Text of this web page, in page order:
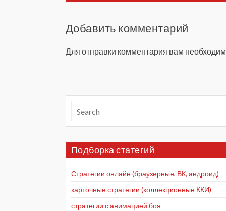
Добавить комментарий
Для отправки комментария вам
Подборка статегий
Стратегии онлайн (браузерные, ВК, андроид)
карточные стратегии (коллекционные ККИ)
стратегии с анимацией боя